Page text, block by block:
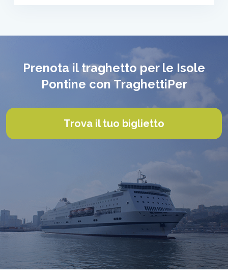
Prenota il traghetto per le Isole
Pontine con TraghettiPer
Trova il tuo biglietto